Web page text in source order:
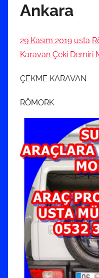
Ankara
29 Kasım 2019 usta
Karavan Çeki Demiri
ÇEKME KARAVAN
RÖMORK